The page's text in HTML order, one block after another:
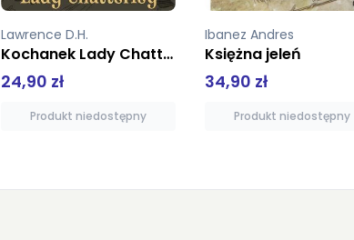
Lawrence D.H.
Kochanek Lady Chatterley
24,90 zł
Produkt niedostępny
Ibanez Andres
Księżna jeleń
34,90 zł
Produkt niedostępny